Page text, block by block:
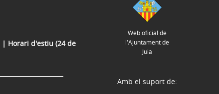
| Horari d'estiu (24 de
Web oficial de
l'Ajuntament de
Juià
Amb el suport de: